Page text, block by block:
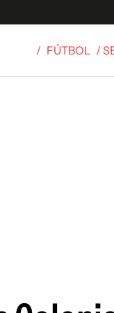
/ FÚTBOL /